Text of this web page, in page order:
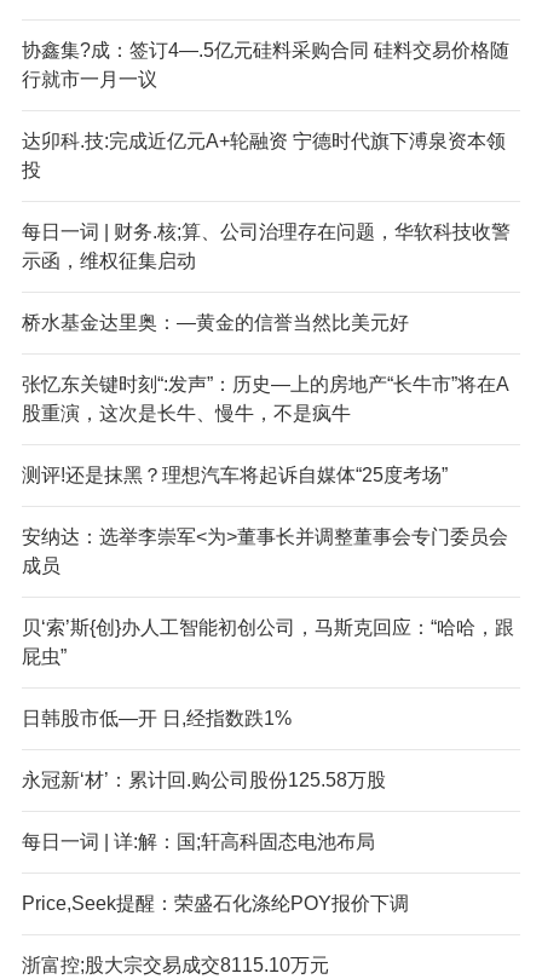
协鑫集?成：签订4—.5亿元硅料采购合同 硅料交易价格随
行就市一月一议
达卯科.技:完成近亿元A+轮融资 宁德时代旗下溥泉资本领
投
每日一词 | 财务.核;算、公司治理存在问题，华软科技收警
示函，维权征集启动
桥水基金达里奥：—黄金的信誉当然比美元好
张忆东关键时刻“:发声”：历史—上的房地产“长牛市”将在A
股重演，这次是长牛、慢牛，不是疯牛
测评!还是抹黑？理想汽车将起诉自媒体“25度考场”
安纳达：选举李崇军<为>董事长并调整董事会专门委员会
成员
贝‘索’斯{创}办人工智能初创公司，马斯克回应：“哈哈，跟
屁虫”
日韩股市低—开 日,经指数跌1%
永冠新‘材’：累计回.购公司股份125.58万股
每日一词 | 详:解：国;轩高科固态电池布局
Price,Seek提醒：荣盛石化涤纶POY报价下调
浙富控;股大宗交易成交8115.10万元